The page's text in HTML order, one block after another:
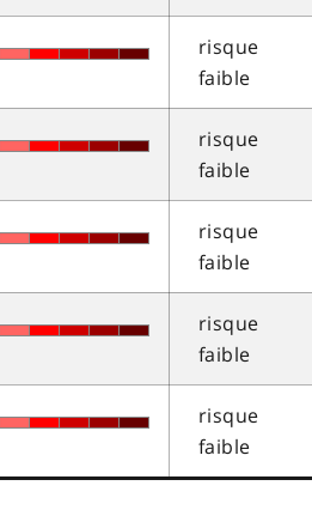
risque
faible
risque
faible
risque
faible
risque
faible
risque
faible